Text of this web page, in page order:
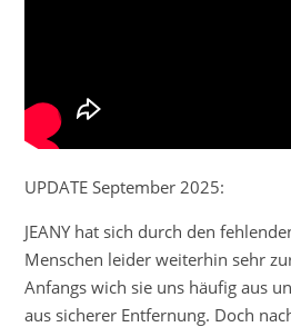
UPDATE September 2025:
JEANY hat sich durch den
Menschen leider weiterhin sehr
Anfangs wich sie uns häufig aus
aus sicherer Entfernung. Doch